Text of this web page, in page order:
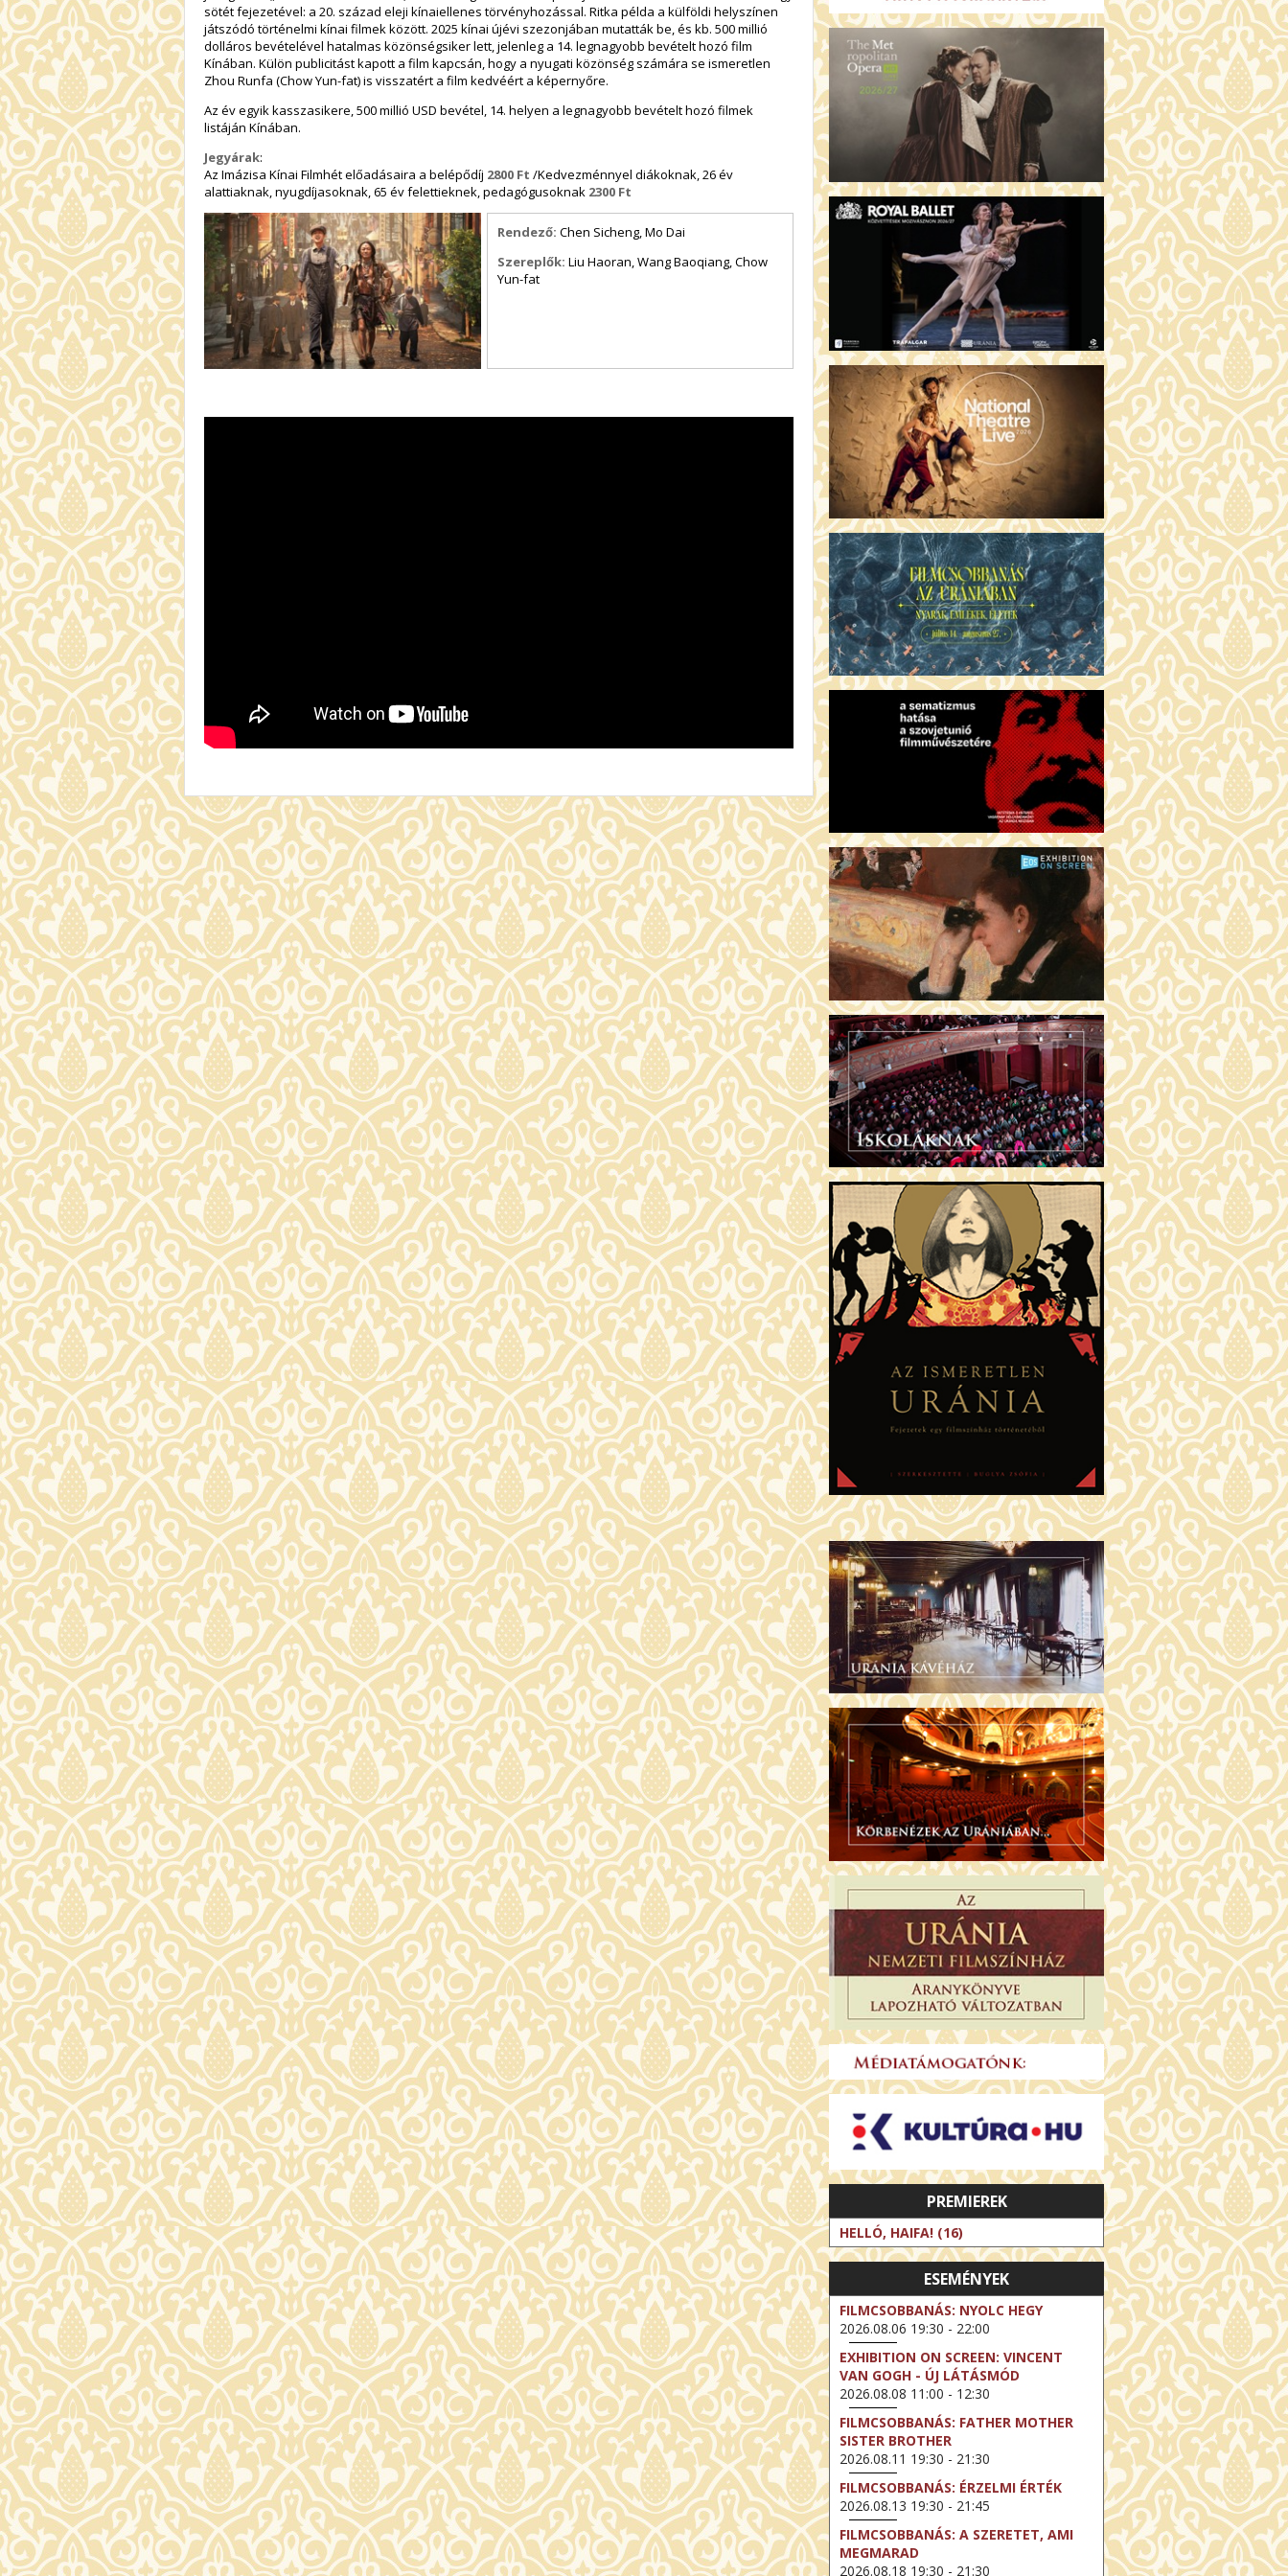
sötét fejezetével: a 20. század eleji kínaiellenes törvényhozással. Ritka példa a külföldi helyszínen
játszódó történelmi kínai filmek között. 2025 kínai újévi szezonjában mutatták be, és kb. 500 millió
dolláros bevételével hatalmas közönségsiker lett, jelenleg a 14. legnagyobb bevételt hozó film
Kínában. Külön publicitást kapott a film kapcsán, hogy a nyugati közönség számára se ismeretlen
Zhou Runfa (Chow Yun-fat) is visszatért a film kedvéért a képernyőre.
Az év egyik kasszasikere, 500 millió USD bevétel, 14. helyen a legnagyobb bevételt hozó filmek
listáján Kínában.
Jegyárak:
Az Imázisa Kínai Filmhét előadásaira a belépődíj 2800 Ft /Kedvezménnyel diákoknak, 26 év
alattiaknak, nyugdíjasoknak, 65 év felettieknek, pedagógusoknak 2300 Ft
Rendező: Chen Sicheng, Mo Dai
Szereplők: Liu Haoran, Wang Baoqiang, Chow
Yun-fat
PREMIEREK
HELLÓ, HAIFA! (16)
ESEMÉNYEK
FILMCSOBBANÁS: NYOLC HEGY
2026.08.06 19:30 - 22:00
EXHIBITION ON SCREEN: VINCENT
VAN GOGH - ÚJ LÁTÁSMÓD
2026.08.08 11:00 - 12:30
FILMCSOBBANÁS: FATHER MOTHER
SISTER BROTHER
2026.08.11 19:30 - 21:30
FILMCSOBBANÁS: ÉRZELMI ÉRTÉK
2026.08.13 19:30 - 21:45
FILMCSOBBANÁS: A SZERETET, AMI
MEGMARAD
2026.08.18 19:30 - 21:30